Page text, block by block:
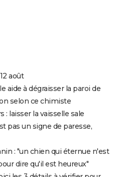
août
aide à dégraisser la paroi de
selon ce chimiste
: laisser la vaisselle sale
pas un signe de paresse,
: "un chien qui éternue n'est
dire qu'il est heureux"